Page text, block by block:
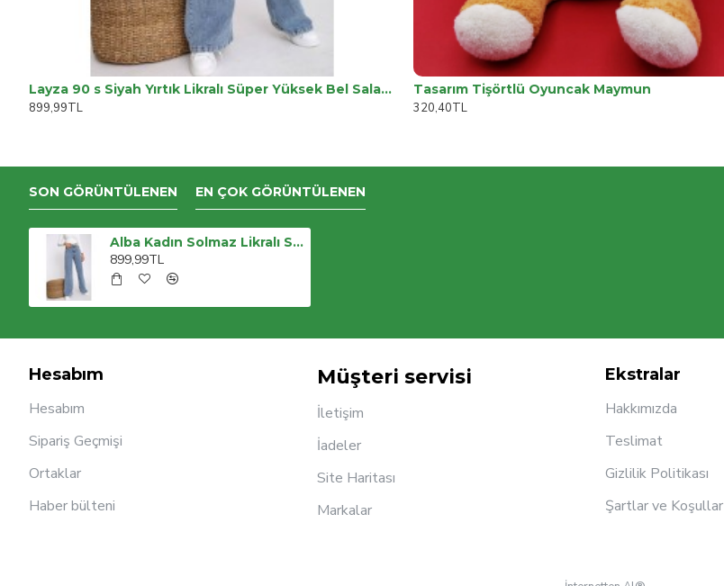
Layza 90 s Siyah Yırtık Likralı Süper Yüksek Bel Salaş Jean Pantolon. (SÜPER YÜKSEK.) Wide Leg.
899,99TL
Tasarım Tişörtlü Oyuncak Maymun
320,40TL
SON GÖRÜNTÜLENEN EN ÇOK GÖRÜNTÜLENEN
Alba Kadın Solmaz Likralı Siyah Süper Yüksek Bel Arka Cepsiz Model Kargo Jeans
899,99TL
Hesabım
Hesabım
Sipariş Geçmişi
Ortaklar
Haber bülteni
Müşteri servisi
İletişim
İadeler
Site Haritası
Markalar
Ekstralar
Hakkımızda
Teslimat
Gizlilik Politikası
Şartlar ve Koşullar